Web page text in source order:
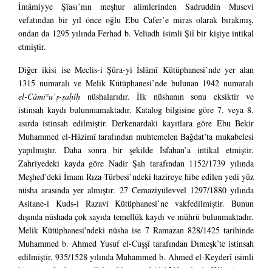
İmâmiyye Şîası’nın meşhur alimlerinden Sadruddin Musevi
vefatından bir yıl önce oğlu Ebu Cafer’e miras olarak bırakmış,
ondan da 1295 yılında Ferhad b. Veliadh isimli Şiî bir kişiye intikal
etmiştir.
Diğer ikisi ise Meclis-i Şûra-yi İslâmî Kütüphanesi’nde yer alan
1315 numaralı ve Melik Kütüphanesi’nde bulunan 1942 numaralı
el-Câmiʿu’ṣ-ṣaḥîḥ nüshalarıdır. İlk nüshanın sonu eksiktir ve
istinsah kaydı bulunmamaktadır. Katalog bilgisine göre 7. veya 8.
asırda istinsah edilmiştir. Derkenardaki kayıtlara göre Ebu Bekir
Muhammed el-Hâzimî tarafından muhtemelen Bağdat’ta mukabelesi
yapılmıştır. Daha sonra bir şekilde İsfahan’a intikal etmiştir.
Zahriyedeki kayda göre Nadir Şah tarafından 1152/1739 yılında
Meşhed’deki İmam Rıza Türbesi’ndeki hazireye hibe edilen yedi yüz
nüsha arasında yer almıştır. 27 Cemaziyülevvel 1297/1880 yılında
Asitane-i Kuds-i Razavi Kütüphanesi’ne vakfedilmiştir. Bunun
dışında nüshada çok sayıda temellük kaydı ve mührü bulunmaktadır.
Melik Kütüphanesi'ndeki nüsha ise 7 Ramazan 828/1425 tarihinde
Muhammed b. Ahmed Yusuf el-Cuşşî tarafından Dımeşk’te istinsah
edilmiştir. 935/1528 yılında Muhammed b. Ahmed el-Keyderî isimli